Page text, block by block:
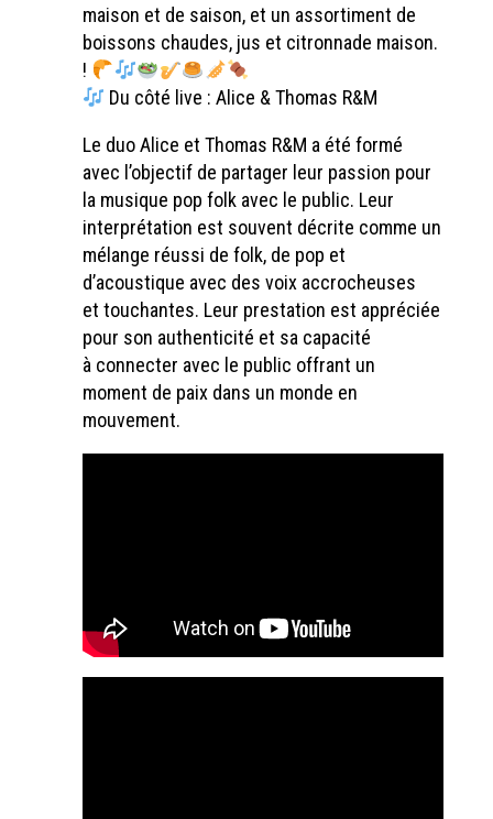
maison et de saison, et un assortiment de
boissons chaudes, jus et citronnade maison.
!
Du côté live : Alice & Thomas R&M
Le duo Alice et Thomas R&M a été formé
avec l’objectif de partager leur passion pour
la musique pop folk avec le public. Leur
interprétation est souvent décrite comme un
mélange réussi de folk, de pop et
d’acoustique avec des voix accrocheuses
et touchantes. Leur prestation est appréciée
pour son authenticité et sa capacité
à connecter avec le public offrant un
moment de paix dans un monde en
mouvement.